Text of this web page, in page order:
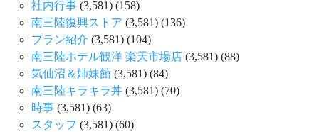
社内行事 (3,581) (158)
南三陸復興ストア (3,581) (136)
プラン紹介 (3,581) (104)
南三陸ホテル観洋 楽天市場店 (3,581) (88)
気仙沼＆姉妹館 (3,581) (84)
南三陸キラキラ丼 (3,581) (70)
時事 (3,581) (63)
スタッフ (3,581) (60)